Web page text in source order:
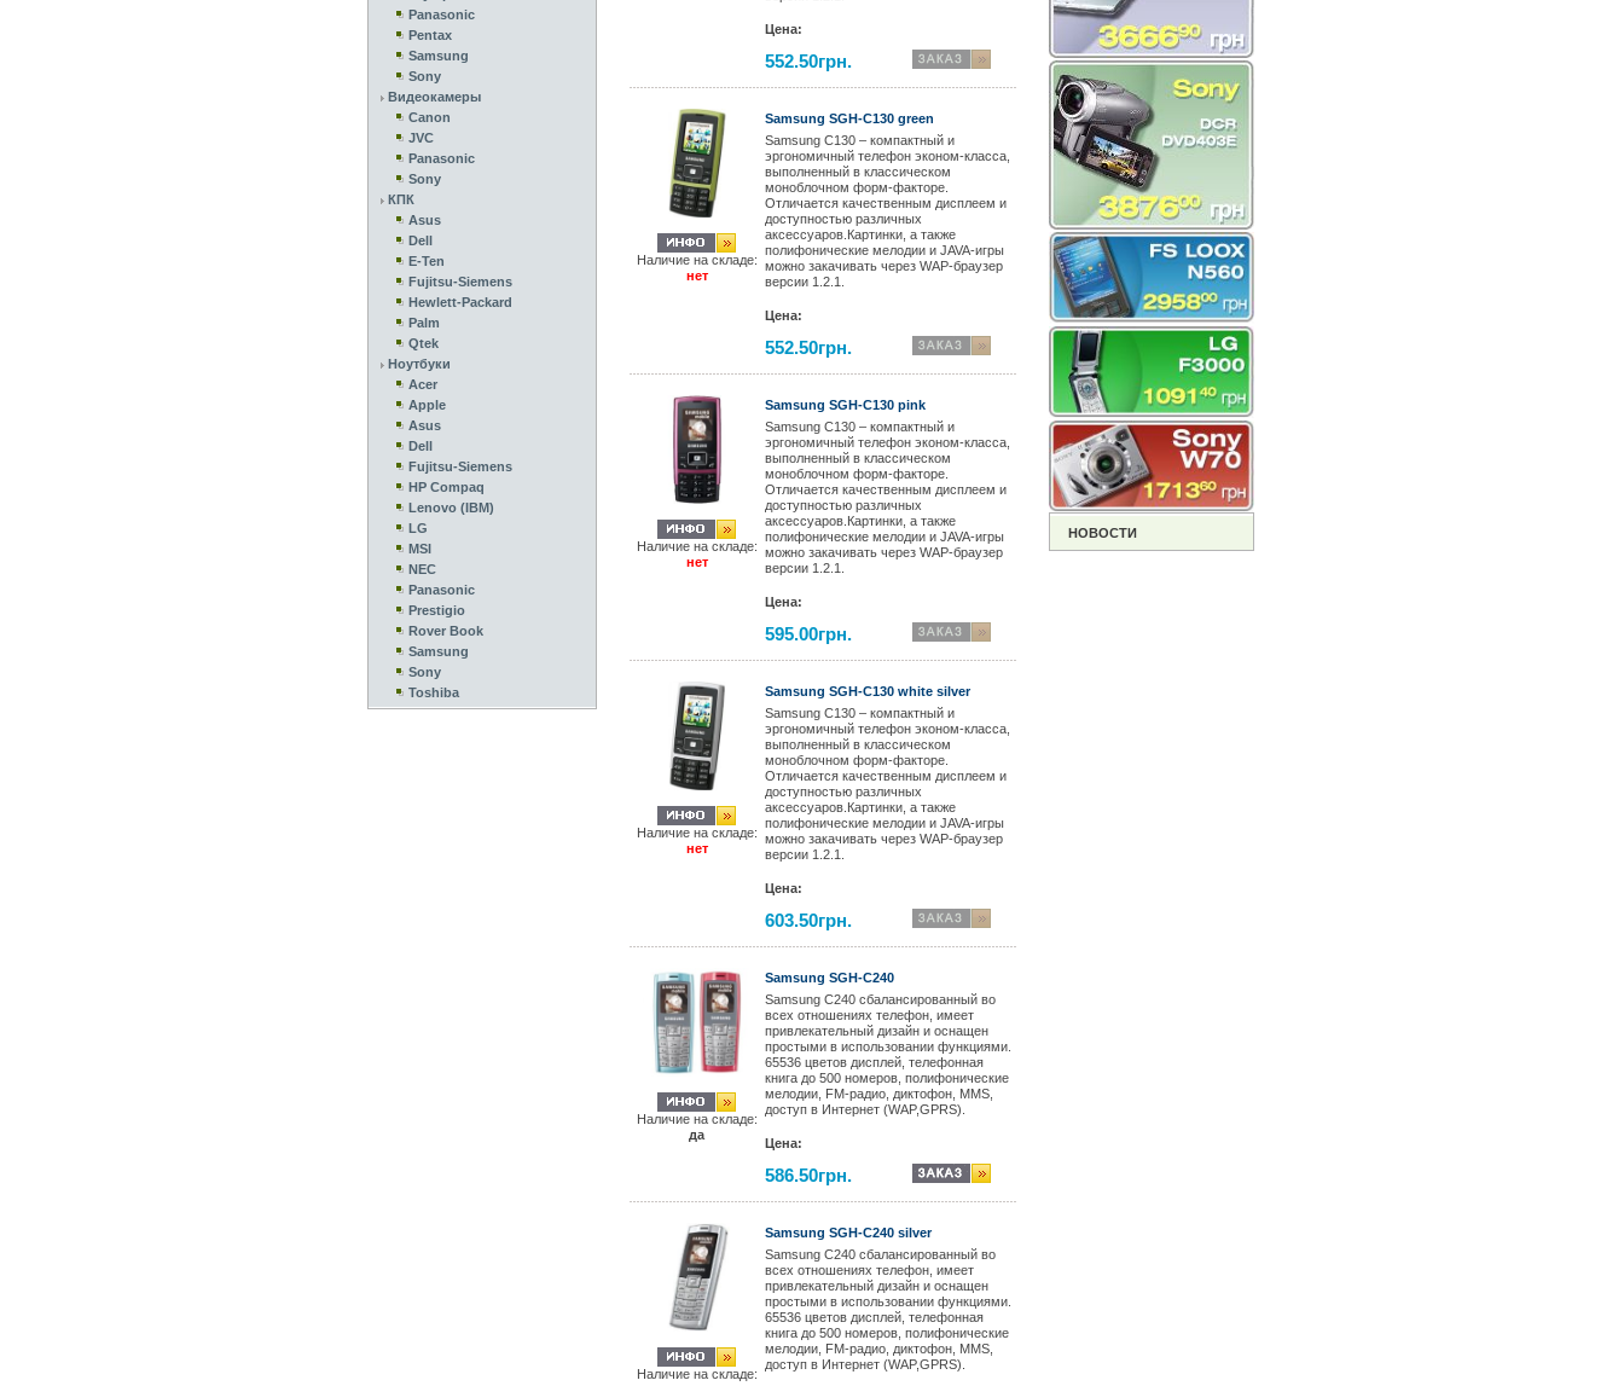
Panasonic
Pentax
Samsung
Sony
Видеокамеры
Canon
JVC
Panasonic
Sony
КПК
Asus
Dell
E-Ten
Fujitsu-Siemens
Hewlett-Packard
Palm
Qtek
Ноутбуки
Acer
Apple
Asus
Dell
Fujitsu-Siemens
HP Compaq
Lenovo (IBM)
LG
MSI
NEC
Panasonic
Prestigio
Rover Book
Samsung
Sony
Toshiba
Цена:
552.50грн.
Наличие на складе:
нет
Samsung SGH-C130 green
Samsung C130 – компактный и
эргономичный телефон эконом-класса,
выполненный в классическом
моноблочном форм-факторе.
Отличается качественным дисплеем и
доступностью различных
аксессуаров.Картинки, а также
полифонические мелодии и JAVA-игры
можно закачивать через WAP-браузер
версии 1.2.1.
Цена:
552.50грн.
Наличие на складе:
нет
Samsung SGH-C130 pink
Samsung C130 – компактный и
эргономичный телефон эконом-класса,
выполненный в классическом
моноблочном форм-факторе.
Отличается качественным дисплеем и
доступностью различных
аксессуаров.Картинки, а также
полифонические мелодии и JAVA-игры
можно закачивать через WAP-браузер
версии 1.2.1.
Цена:
595.00грн.
Наличие на складе:
нет
Samsung SGH-C130 white silver
Samsung C130 – компактный и
эргономичный телефон эконом-класса,
выполненный в классическом
моноблочном форм-факторе.
Отличается качественным дисплеем и
доступностью различных
аксессуаров.Картинки, а также
полифонические мелодии и JAVA-игры
можно закачивать через WAP-браузер
версии 1.2.1.
Цена:
603.50грн.
Наличие на складе:
да
Samsung SGH-C240
Samsung C240 сбалансированный во
всех отношениях телефон, имеет
привлекательный дизайн и оснащен
простыми в использовании функциями.
65536 цветов дисплей, телефонная
книга до 500 номеров, полифонические
мелодии, FM-радио, диктофон, MMS,
доступ в Интернет (WAP,GPRS).
Цена:
586.50грн.
Наличие на складе:
Samsung SGH-C240 silver
Samsung C240 сбалансированный во
всех отношениях телефон, имеет
привлекательный дизайн и оснащен
простыми в использовании функциями.
65536 цветов дисплей, телефонная
книга до 500 номеров, полифонические
мелодии, FM-радио, диктофон, MMS,
доступ в Интернет (WAP,GPRS).
НОВОСТИ